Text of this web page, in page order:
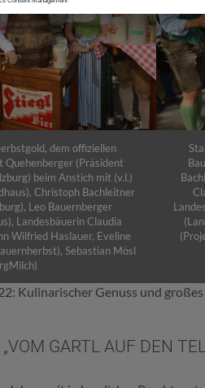
dem offiziellen
Quehenberger (Präsident
beim Anstich mit (v.l.)
Christoph Bachleitner
Leo Bauernberger
Landesbäuerin Claudia
Wilfried Haslauer, Eveline
Sebastian Mösl
Kulinarischer Genuss und
GARTL AUF DEN